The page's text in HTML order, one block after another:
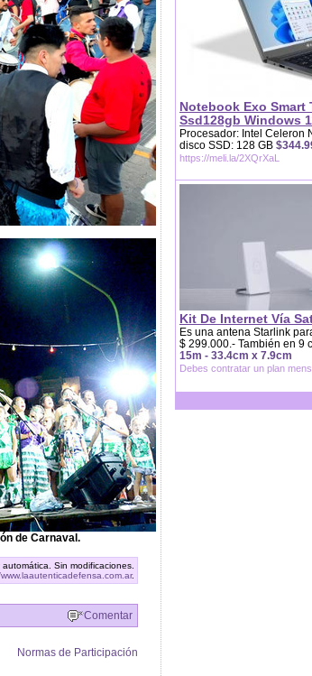
de Carnaval.
Sin modificaciones.
.
Comentar
Normas de Participación
Notebook Exo Smart
Ssd128gb Windows
Procesador: Intel Celeron
disco SSD: 128 GB
https://meli.la/2XQrXaL
Kit De Internet Vía
Es una antena Starlink
$ 299.000.- También en 9
15m - 33.4cm x 7.9cm
Debes contratar un plan